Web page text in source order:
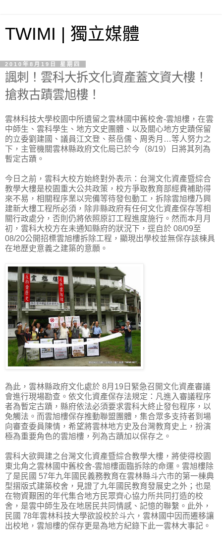
TWIMI | 獨立媒體
2010年8月19日 星期四
諷刺！雲科大拆文化資產蓋文資大樓！
搶救古蹟雲旭樓！
雲林科技大學校園中所遺留之雲林國中舊校舍-雲旭樓，在雲
中師生、雲科學生、地方文史團體、以及關心地方史蹟保留
的立委劉建國、議員江文登、蔡岳儒、周秀月…等人努力之
下，主管機關雲林縣政府文化局已於今（8/19）日將其列為
暫定古蹟。
今日之前，雲科大校方始終對外表示：台灣文化資產暨綜合
教學大樓是校園重大公共政策，校方爭取教育部經費補助得
來不易，相關程序業以完備等待發包動工，拆除雲旭樓乃興
建新大樓工程所必須，除非縣政府有任何文化資產保存等相
關行政處分，否則仍將依照原訂工程進度施行。然而本月月
初，雲科大校方在未通知縣府的狀況下，逕自於 08/09至
08/20公開招標雲旭樓拆除工程，顯現出學校並無保存該棟具
在地歷史意義之建築的意願。
為此，雲林縣政府文化處於 8月19日緊急召開文化資產審議
會進行現場勘查。依文化資產保存法規定：凡進入審議程序
者為暫定古蹟，縣府依法必須要求雲科大終止發包程序，以
免觸法。而雲旭樓保存推動聯盟團體，集合眾多支持者到場
向審查委員陳情，希望將雲林地方史及台灣教育史上，扮演
極為重要角色的雲旭樓，列為古蹟加以保存之。
雲科大欲興建之台灣文化資產暨綜合教學大樓，將使得校園
東北角之雲林國中舊校舍-雲旭樓面臨拆除的命運。雲旭樓除
了是民國 57年九年國民義務教育在雲林縣斗六市的第一棟典
型摺版式建築校舍，見證了九年國民教育發展史之外；也是
在物資艱困的年代集合地方民眾齊心協力所共同打造的校
舍，是雲中師生及在地居民共同情感、記憶的聯繫。此外，
民國 78年雲林科技大學欲設校於斗六，雲林國中因而遷移讓
出校地，雲旭樓的保存更是為地方紀錄下此一雲林大事記。